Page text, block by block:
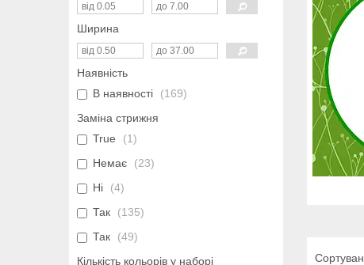
Ширина
Наявність
В наявності
169
Заміна стрижня
True
1
Немає
23
Ні
4
Так
135
Так
49
Кількість кольорів у наборі